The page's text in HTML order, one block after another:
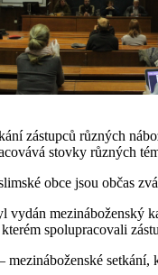
zástupců různých
stovky různých
obce jsou občas
vydán mezináboženský
spolupracovali
mezináboženské